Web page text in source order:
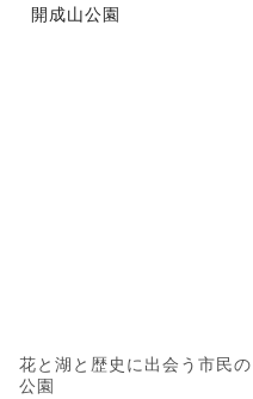
開成山公園
花と湖と歴史に出会う市民の
公園